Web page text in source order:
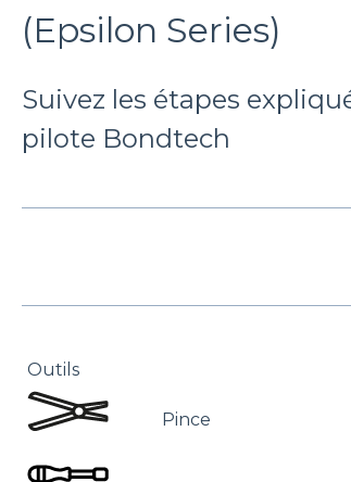
(Epsilon Series)
Suivez les étapes
pilote Bondtech
Outils
Pince